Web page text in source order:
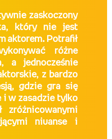
zaskoczony
który nie jest
aktorem. Potrafił
różne
a jednocześnie
z bardzo
gdzie gra się
i w zasadzie tylko
zróżnicowanymi
niuanse i